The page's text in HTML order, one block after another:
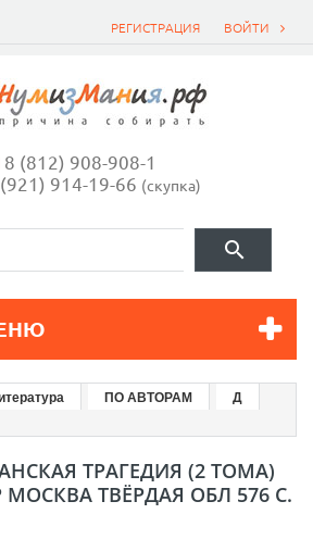
ВОЙТИ
РЕГИСТРАЦИЯ
8 (812) 908-908-1
914-19-66 (скупка)
ПО АВТОРАМ
Д
ТРАГЕДИЯ (2 ТОМА)
МОСКВА ТВЁРДАЯ ОБЛ 576 С.